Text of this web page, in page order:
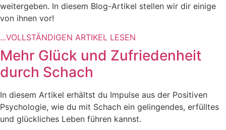
weitergeben. In diesem Blog-Artikel stellen wir dir einige
von ihnen vor!
...VOLLSTÄNDIGEN ARTIKEL LESEN
Mehr Glück und Zufriedenheit
durch Schach
In diesem Artikel erhältst du Impulse aus der Positiven
Psychologie, wie du mit Schach ein gelingendes, erfülltes
und glückliches Leben führen kannst.